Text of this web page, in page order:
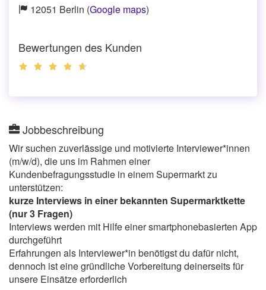
12051 Berlin (Google maps)
Bewertungen des Kunden
Jobbeschreibung
Wir suchen zuverlässige und motivierte Interviewer*innen
(m/w/d), die uns im Rahmen einer
Kundenbefragungsstudie in einem Supermarkt zu
unterstützen:
kurze Interviews in einer bekannten Supermarktkette
(nur 3 Fragen)
Interviews werden mit Hilfe einer smartphonebasierten App
durchgeführt
Erfahrungen als Interviewer*in benötigst du dafür nicht,
dennoch ist eine gründliche Vorbereitung deinerseits für
unsere Einsätze erforderlich